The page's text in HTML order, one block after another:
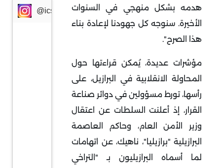
هدمه بشكل منهجي في السنوات
الأخيرة. سنوجه كل جهودنا لإعادة بناء
هذا الصرح".
مؤشرات عديدة، يُمكن قراءتها حول
المحاولة الانقلابية في البرازيل، على
رأسها، تورط مسؤولين في دوائر صناعة
القرار، إذ أعلنت السلطات عن اعتقال
وزير الأمن العام، وحاكم العاصمة
البرازيلية "برازيليا"، ناهيك، عن اتهامات
لما أسماه البرازيليون بـ "التراخي
@icssresearch